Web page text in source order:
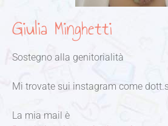
Giulia Minghetti
Sostegno alla genitorialità
Mi trovate sui instagram come
La mia mail è